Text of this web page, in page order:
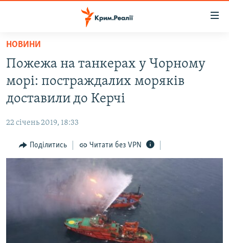
Перейти
основного
матеріалу
Перейти
до
основної
Перейти
до
ВІДЕО ТА ФОТО
БЛОГИ
ПОГЛЯД
СПЕЦПРОЕКТИ
ДЕПОРТАЦІЯ
ВІДЕОУРОКИ «ELIFBE»
ЯК ОБІЙТИ БЛОКУВАННЯ
НОВИНИ
Пожежа на танкерах у Чорному
морі: постраждалих моряків
доставили до Керчі
22 січень 2019, 18:33
Поділитись Читати без VPN